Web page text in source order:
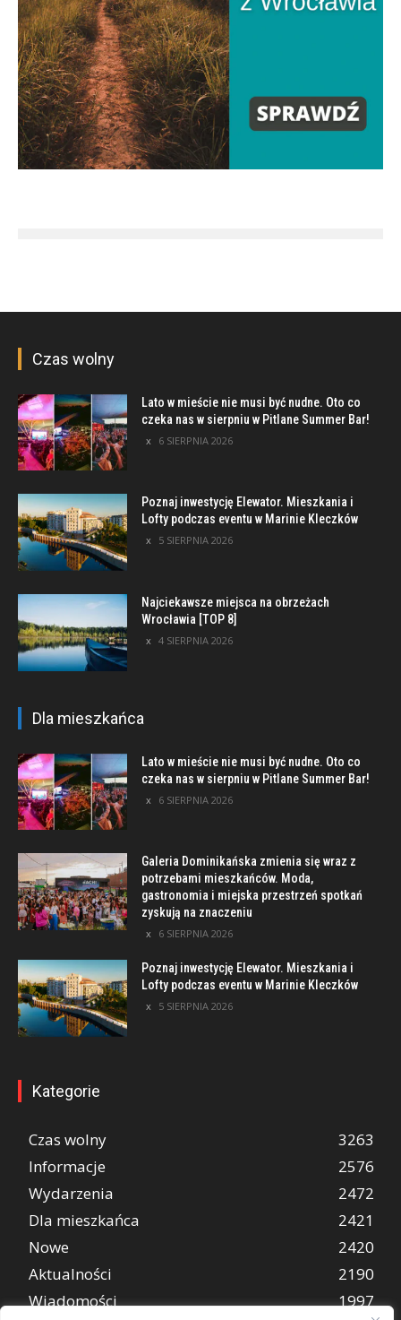
Czas wolny
Lato w mieście nie musi być nudne. Oto co
czeka nas w sierpniu w Pitlane Summer Bar!
6 SIERPNIA 2026
Poznaj inwestycję Elewator. Mieszkania i
Lofty podczas eventu w Marinie Kleczków
5 SIERPNIA 2026
Najciekawsze miejsca na obrzeżach
Wrocławia [TOP 8]
4 SIERPNIA 2026
Dla mieszkańca
Lato w mieście nie musi być nudne. Oto co
czeka nas w sierpniu w Pitlane Summer Bar!
6 SIERPNIA 2026
Galeria Dominikańska zmienia się wraz z
potrzebami mieszkańców. Moda,
gastronomia i miejska przestrzeń spotkań
zyskują na znaczeniu
6 SIERPNIA 2026
Poznaj inwestycję Elewator. Mieszkania i
Lofty podczas eventu w Marinie Kleczków
5 SIERPNIA 2026
Kategorie
Czas wolny
3263
Informacje
2576
Wydarzenia
2472
Dla mieszkańca
2421
Nowe
2420
Aktualności
2190
Wiadomości
1997